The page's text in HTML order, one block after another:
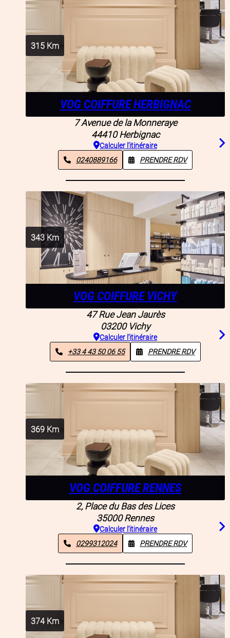
315 Km
VOG COIFFURE HERBIGNAC
7 Avenue de la Monneraye
44410 Herbignac
Calculer l'itinéraire
0240889166
PRENDRE RDV
343Km
VOG COIFFURE VICHY
47 Rue Jean Jaurès
03200 Vichy
Calculer l'itinéraire
+33 4 43 50 06 55
PRENDRE RDV
369 Km
VOG COIFFURE RENNES
2, Place du Bas des Lices
35000 Rennes
Calculer l'itinéraire
0299312024
PRENDRE RDV
374Km